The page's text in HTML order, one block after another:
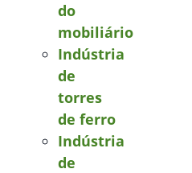
do
mobiliário
Indústria
de
torres
de ferro
Indústria
de